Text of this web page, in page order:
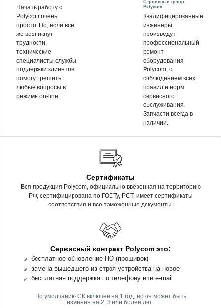
Начать работу с
Polycom очень
просто! Но, если все
же возникнут
трудности,
технические
специалисты службы
поддержки клиентов
помогут решить
любые вопросы в
режиме on-line.
Сервисный центр
Polycom
Квалифицированные
инженеры
произведут
профессиональный
ремонт
оборудования
Polycom, c
соблюдением всех
правил и норм
сервисного
обслуживания.
Запчасти всегда в
наличии.
Сертификаты
Вся продукция Polycom, официально ввезенная на территорию
РФ, сертифицирована по ГОСТу, РСТ, имеет сертификаты
соответствия и все таможенные документы.
Сервисный контракт Polycom это:
бесплатное обновление ПО (прошивок)
замена вышедшего из строя устройства на новое
бесплатная поддержка по телефону или e-mail
По умолчанию СК включен на 1 год, но он может быть
изменен на 2, 3 или более лет.